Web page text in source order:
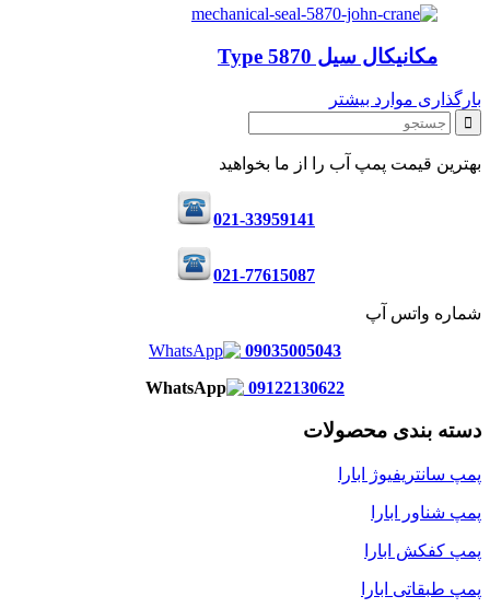
مکانیکال سیل Type 5870
بارگذاری موارد بیشتر
بهترین قیمت پمپ آب را از ما بخواهید
021-33959141
021-77615087
شماره واتس آپ
09035005043
09122130622
دسته بندی محصولات
پمپ سانتریفیوژ ابارا
پمپ شناور ابارا
پمپ کفکش ابارا
پمپ طبقاتی ابارا